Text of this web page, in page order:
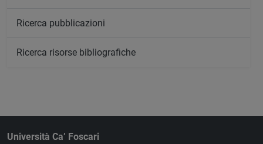
Ricerca pubblicazioni
Ricerca risorse bibliografiche
Università Ca’ Foscari